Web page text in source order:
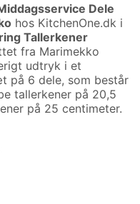
Dele
hos KitchenOne.dk i
Tallerkener
fra Marimekko
udtryk i et
på 6 dele, som består
tallerkener på 20,5
på 25 centimeter.